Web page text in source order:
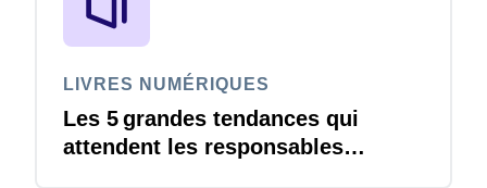
LIVRES NUMÉRIQUES
Les 5 grandes tendances qui
attendent les responsables